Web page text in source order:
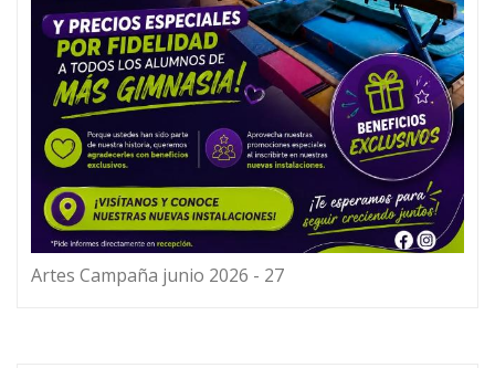
Artes Campaña junio 2026 - 27